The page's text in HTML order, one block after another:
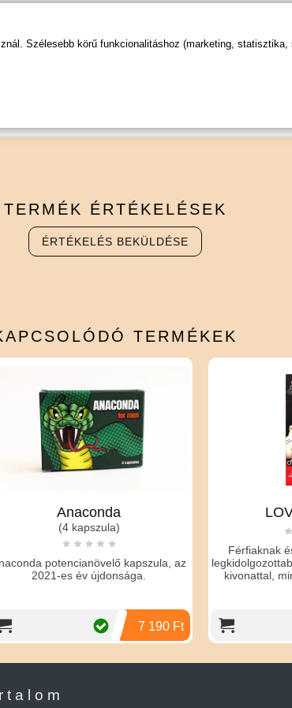
TERMÉK ÉRTÉKELÉSEK
ÉRTÉKELÉS BEKÜLDÉSE
TERMÉKEK
kapszula, az
újdonsága.
7 190 Ft
LOVE DROPS
Férfiaknak és nőknek 30 ml.
legkidolgozottabb formula, több
kivonattal, mint pl. zab,
2
Szélesebb körű funkcionalitáshoz (marketing,